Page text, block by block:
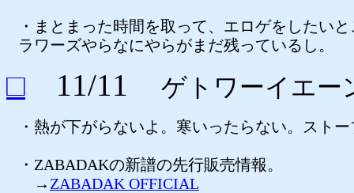
・まとまった時間を取って、エロゲをしたい
ラワーズやらなにやらがまだ残っているし。
□ 11/11 ゲトワーイエー
・熱が下がらないよ。寒いったらない。スト
・ZABADAKの新譜の先行販売情報。
→ ZABADAK OFFICIAL